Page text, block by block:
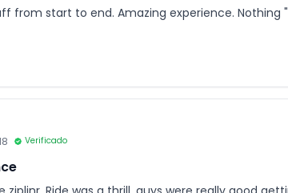
from start to end. Amazing experience. Nothing
Verificado